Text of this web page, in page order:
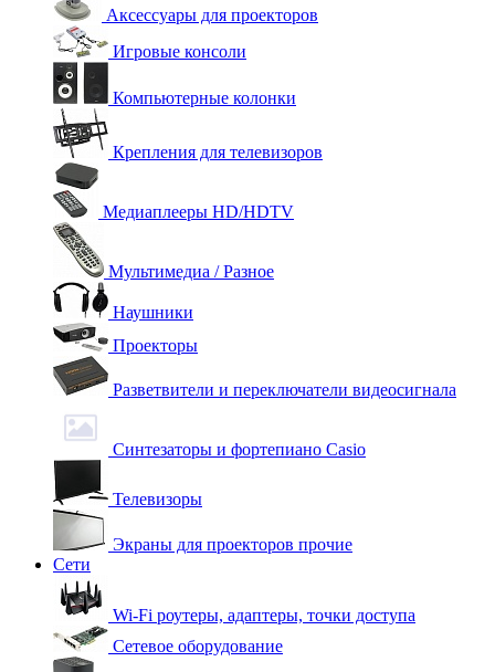
Аксессуары для проекторов
Игровые консоли
Компьютерные колонки
Крепления для телевизоров
Медиаплееры HD/HDTV
Мультимедиа / Разное
Наушники
Проекторы
Разветвители и переключатели видеосигнала
Синтезаторы и фортепиано Casio
Телевизоры
Экраны для проекторов прочие
Сети
Wi-Fi роутеры, адаптеры, точки доступа
Сетевое оборудование